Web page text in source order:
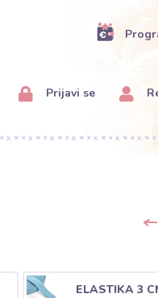
Prijavi se
ELASTIKA 3